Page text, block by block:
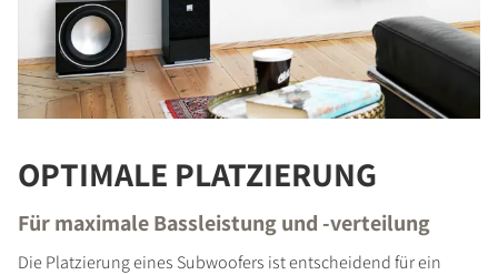
OPTIMALE PLATZIERUNG
Für maximale Bassleistung und -verteilung
Die Platzierung eines Subwoofers ist entscheidend für ein